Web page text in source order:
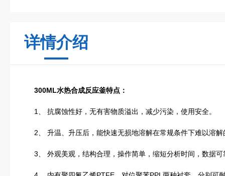
详情介绍
300ML水热合成反应釜特点：
1、 抗腐蚀性好，无有害物质溢出，减少污染，使用安全。
2、 升温、升压后，能快速无损地溶解在常规条件下难以溶解
3、 外观美观，结构合理，操作简单，缩短分析时间，数据可